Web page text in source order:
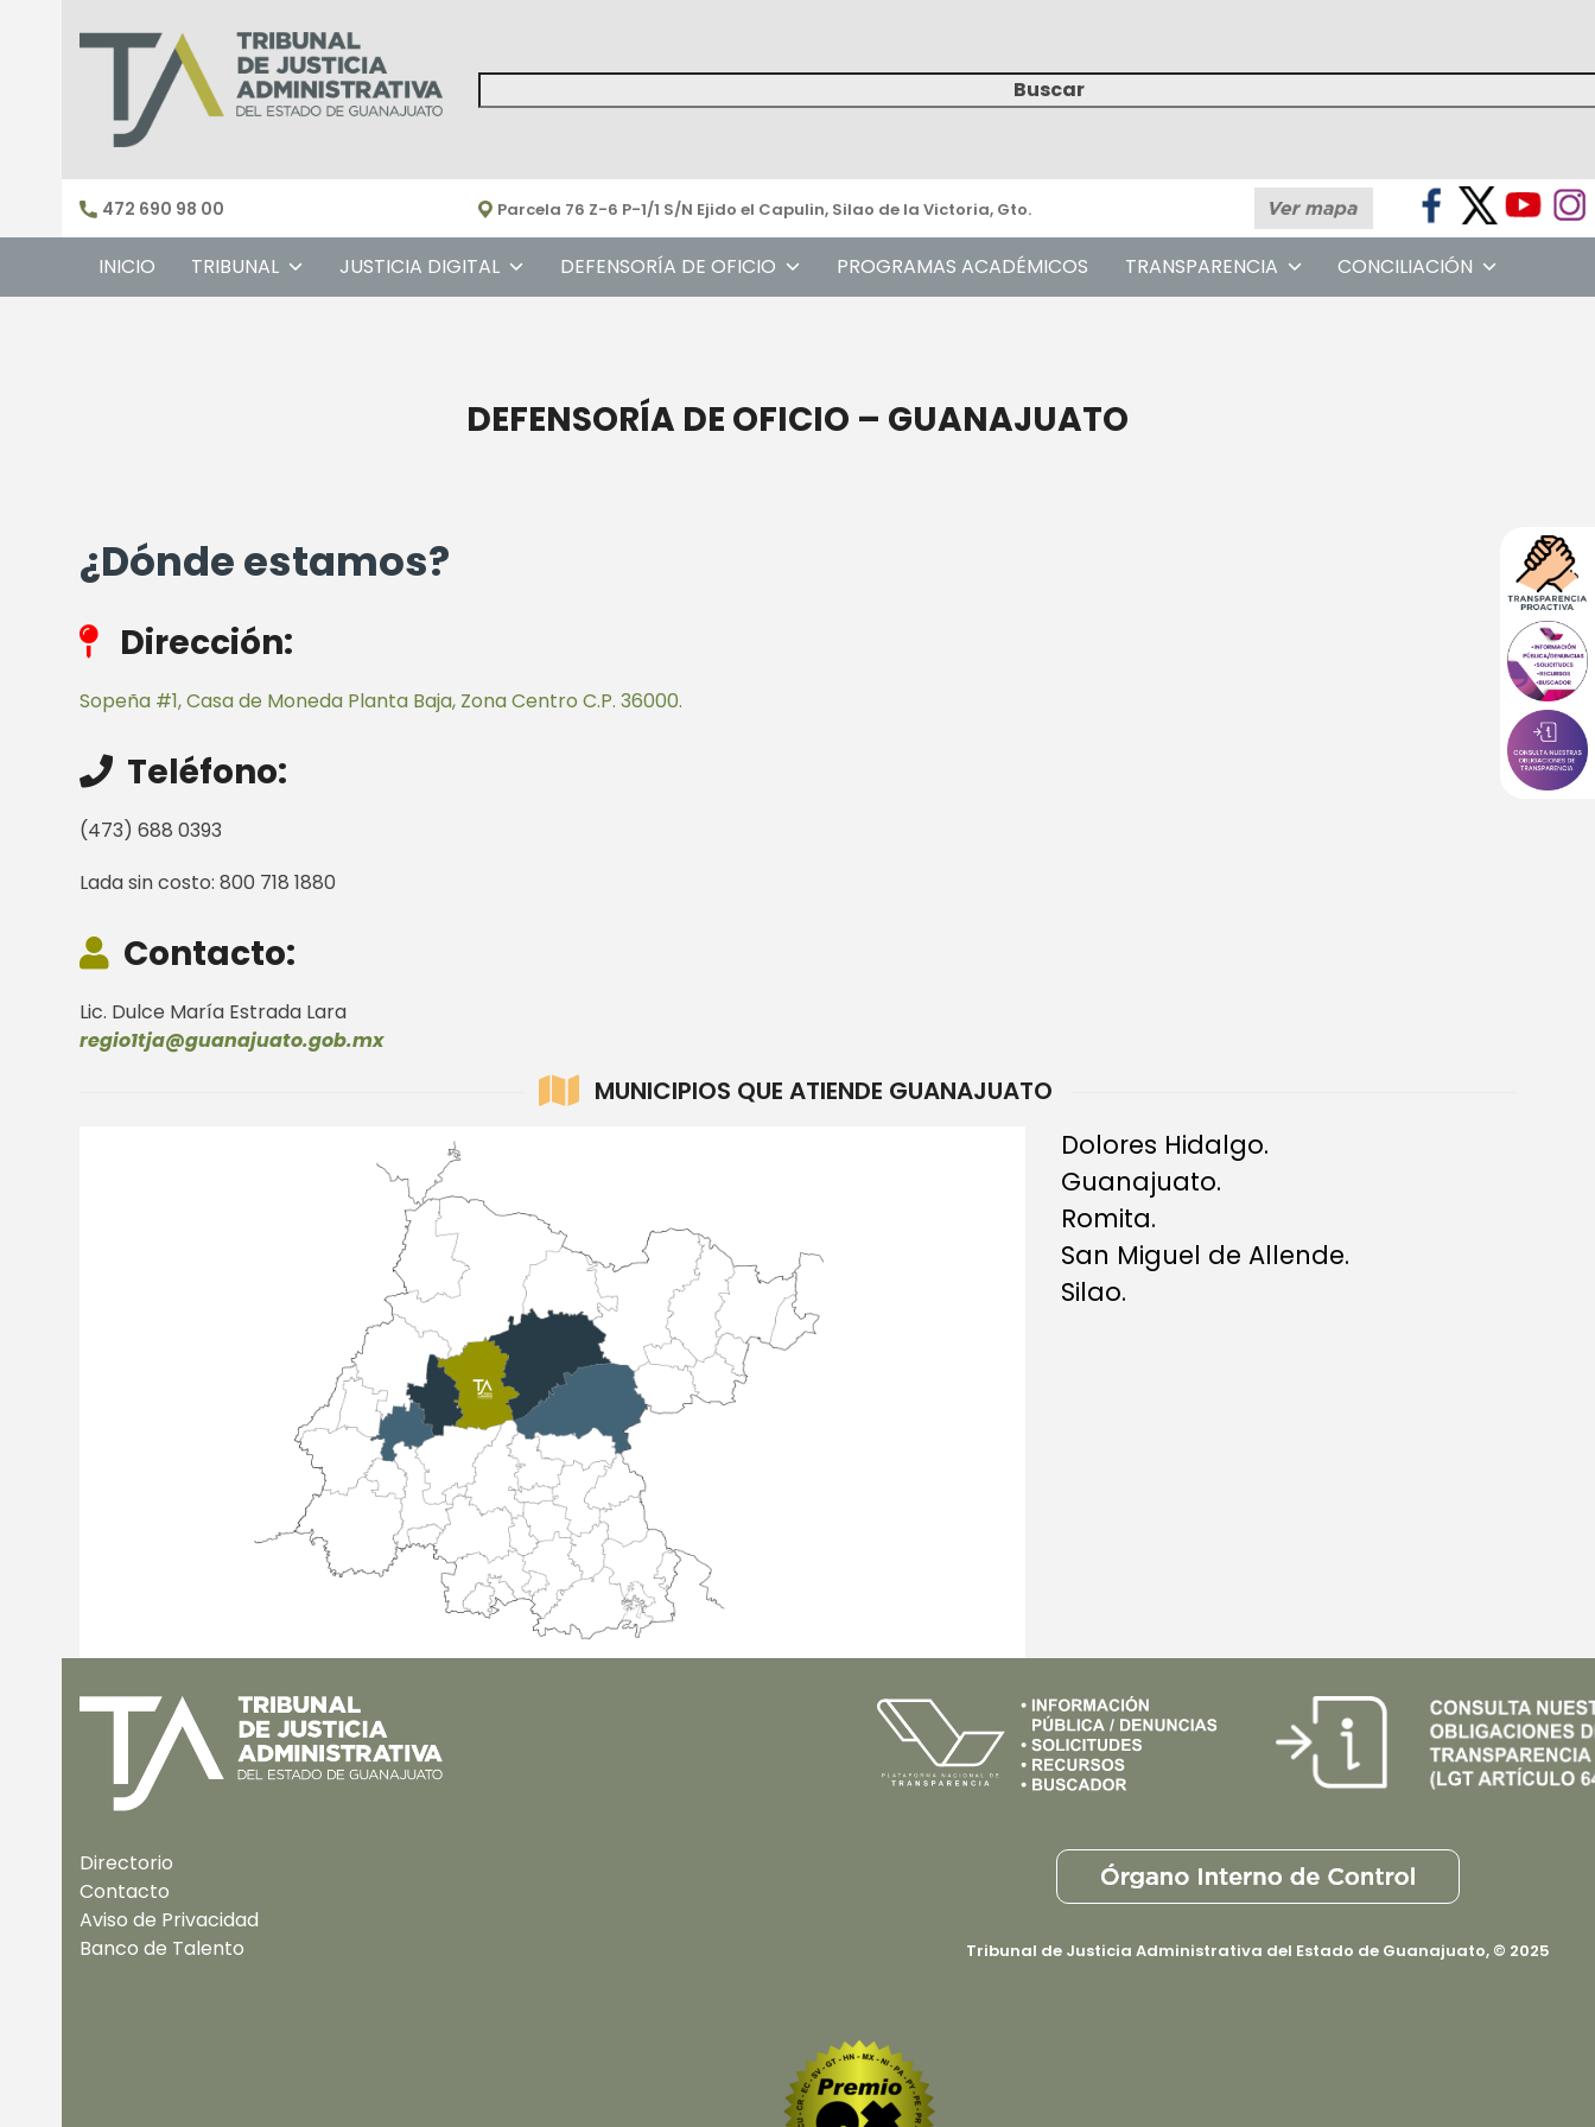
Search
472 690 98 00 Parcela 76 Z-6 P-1/1 S/N Ejido el Capulin, Silao de la Victoria, Gto.
INICIO TRIBUNAL JUSTICIA DIGITAL DEFENSORÍA DE OFICIO PROGRAMAS ACADÉMICOS TRANSPARENCIA CONCILIACIÓN
DEFENSORÍA DE OFICIO – GUANAJUATO
¿Dónde estamos?
Dirección:
Sopeña #1, Casa de Moneda Planta Baja, Zona Centro C.P. 36000.
Teléfono:
(473) 688 0393
Lada sin costo: 800 718 1880
Contacto:
Lic. Dulce María Estrada Lara
regio1tja@guanajuato.gob.mx
MUNICIPIOS QUE ATIENDE GUANAJUATO
Dolores Hidalgo.
Guanajuato.
Romita.
San Miguel de Allende.
Silao.
Directorio
Contacto
Aviso de Privacidad
Banco de Talento
Tribunal de Justicia Administrativa del Estado de Guanajuato, © 2025